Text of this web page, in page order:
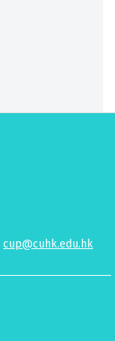
cup@cuhk.edu.hk